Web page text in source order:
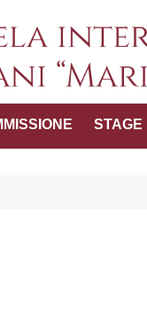
Tutela
"Maria
STAGE